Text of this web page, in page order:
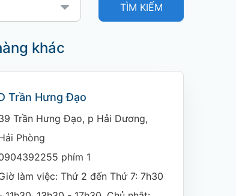
TÌM KIẾM
khác
Trần Hưng Đạo
Trần Hưng Đạo, p Hải Dương,
Phòng
phím 1
làm việc: Thứ 2 đến Thứ 7: 7h30